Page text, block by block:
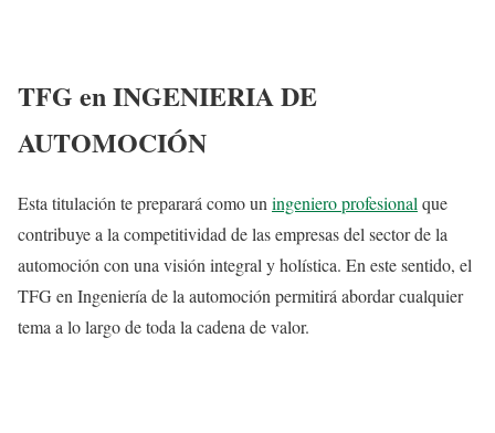
TFG en INGENIERIA DE
AUTOMOCIÓN
Esta titulación te preparará como uningeniero profesionalque
contribuye a la competitividad de las empresas del sector de la
automoción con una visión integral y holística. En este sentido, el
TFG en Ingeniería de la automoción permitirá abordar cualquier
tema a lo largo de toda la cadena de valor.